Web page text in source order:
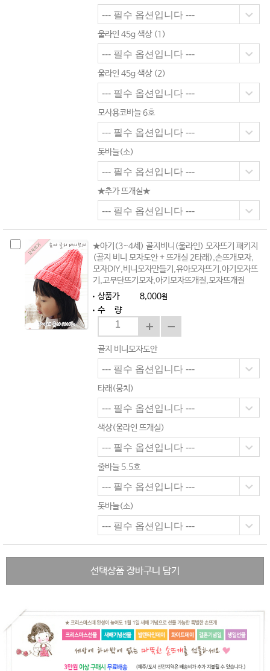
울라인 45g 색상 (1)
울라인 45g 색상 (2)
모사용코바늘 6호
돗바늘(소)
★추가 뜨개실★
★아기(3~4세) 골지비니(울라인) 모자뜨기 패키지
(골지 비니 모자도안 + 뜨개실 2타래),손뜨개모자,
모자DIY,비니모자만들기,유아모자뜨기,아기모자뜨
기,고무단뜨기모자,아기모자뜨개질,모자뜨개질
상품가
8,000원
수 량
골지 비니모자도안
타래(뭉치)
색상(울라인 뜨개실)
줄바늘 5.5호
돗바늘(소)
선택상품 장바구니 담기